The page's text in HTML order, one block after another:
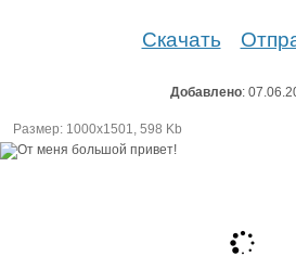
Скачать
Добавлено:
Размер: 1000х1501, 598 Kb